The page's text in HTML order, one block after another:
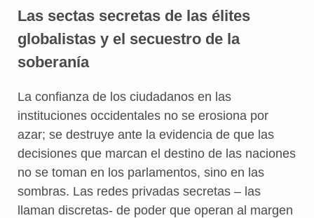
Las sectas secretas de las élites
globalistas y el secuestro de la
soberanía
La confianza de los ciudadanos en las
instituciones occidentales no se erosiona por
azar; se destruye ante la evidencia de que las
decisiones que marcan el destino de las naciones
no se toman en los parlamentos, sino en las
sombras. Las redes privadas secretas – las
llaman discretas- de poder que operan al margen